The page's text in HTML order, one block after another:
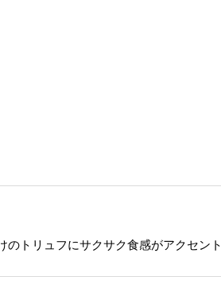
のトリュフにサクサク食感がアクセント